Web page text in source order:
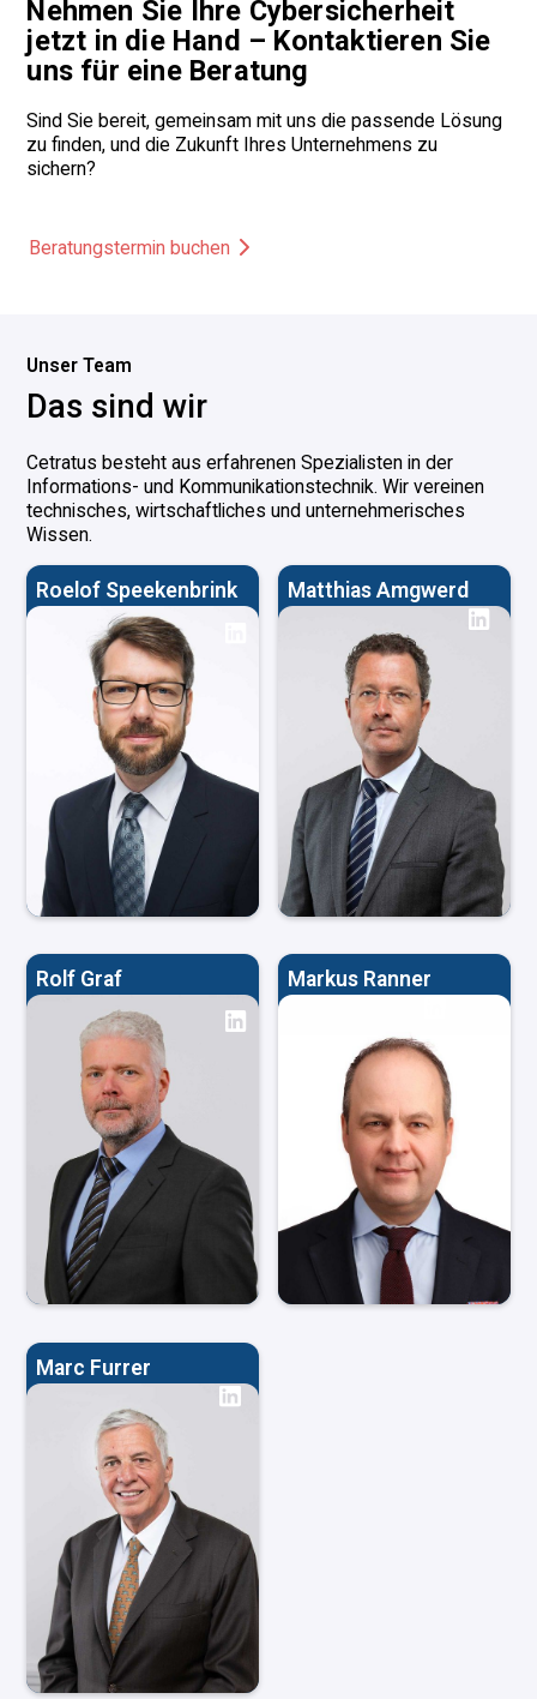
Nehmen Sie Ihre Cybersicherheit
jetzt in die Hand – Kontaktieren Sie
uns für eine Beratung
Sind Sie bereit, gemeinsam mit uns die passende Lösung
zu finden, und die Zukunft Ihres Unternehmens zu
sichern?
Beratungstermin buchen
Unser Team
Das sind wir
Cetratus besteht aus erfahrenen Spezialisten in der
Informations- und Kommunikationstechnik. Wir vereinen
technisches, wirtschaftliches und unternehmerisches
Wissen.
Roelof Speekenbrink Matthias Amgwerd
Rolf Graf Markus Ranner
Marc Furrer